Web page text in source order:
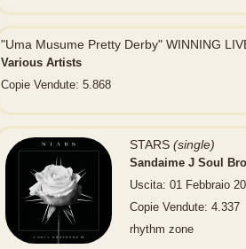
"Uma Musume Pretty Derby" WINNING
Various Artists
Copie Vendute: 5.868
STARS (single)
Sandaime J Soul
Uscita: 01 Febbraio
Copie Vendute: 4.337
rhythm zone